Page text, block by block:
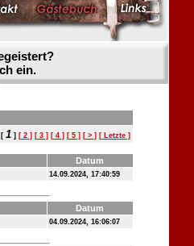
ein.
[ 1] [ 2 ] [ 3 ] [ 4 ] [ 5 ] [ > ] [ Letzte ]
Datum
14.09.2024, 17:40:59
Datum
04.09.2024, 16:06:07